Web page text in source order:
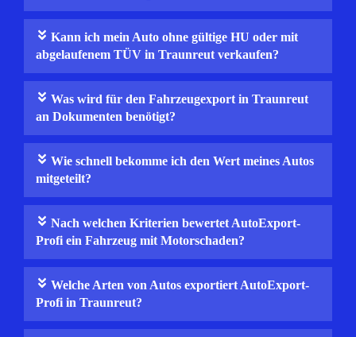
Kann ich mein Auto ohne gültige HU oder mit
abgelaufenem TÜV in Traunreut verkaufen?
Was wird für den Fahrzeugexport in Traunreut
an Dokumenten benötigt?
Wie schnell bekomme ich den Wert meines Autos
mitgeteilt?
Nach welchen Kriterien bewertet AutoExport-
Profi ein Fahrzeug mit Motorschaden?
Welche Arten von Autos exportiert AutoExport-
Profi in Traunreut?